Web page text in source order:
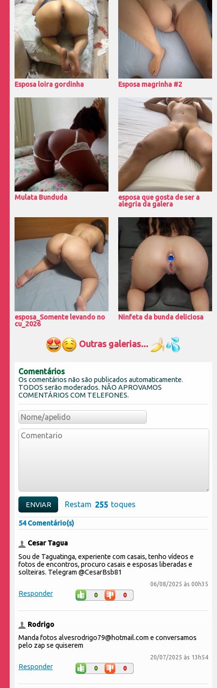
Esposa loira gordinha Esposa magrinha #2
Mulata Bunduda
esposa que gosta de ser a
alegria da galera
esposa_Somente levando no
cu_2026
Ninfeta da bunda deliciosa
Outras galerias...
Comentários
Os comentários não são publicados automaticamente.
TODOS serão moderados. NÃO APROVAMOS
COMENTÁRIOS COM TELEFONES.
Restam toques
54 Comentário(s)
Cesar Tagua
Sou de Taguatinga, experiente com casais, tenho vídeos e
fotos de encontros, procuro casais e esposas liberadas e
solteiras. Telegram @CesarBsb81
06/08/2025 às 00h35
Responder 0 0
Rodrigo
Manda fotos alvesrodrigo79@hotmail.com e conversamos
pelo zap se quiserem
20/07/2025 às 13h54
Responder 0 0